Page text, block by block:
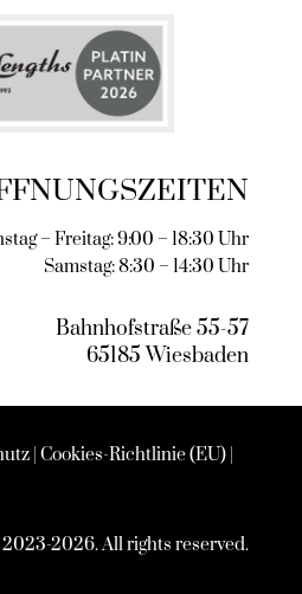
– Freitag: 9:00 – 18:30 Uhr
Samstag: 8:30 – 14:30 Uhr
Bahnhofstraße 55-57
65185 Wiesbaden
| Cookies-Richtlinie (EU)|
2026. All rights reserved.